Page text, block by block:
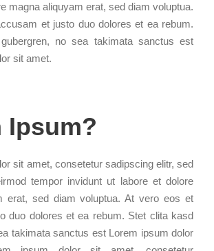
magna aliquyam erat, sed diam voluptua.
et justo duo dolores et ea rebum.
no sea takimata sanctus est
sit amet.
Ipsum?
sit amet, consetetur sadipscing elitr, sed
tempor invidunt ut labore et dolore
erat, sed diam voluptua. At vero eos et
duo dolores et ea rebum. Stet clita kasd
takimata sanctus est Lorem ipsum dolor